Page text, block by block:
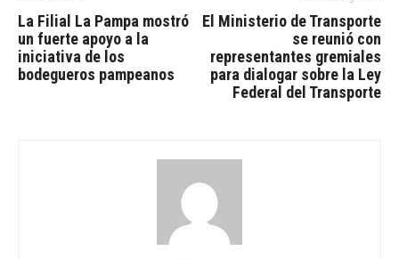
La Filial La Pampa mostró
un fuerte apoyo a la
iniciativa de los
bodegueros pampeanos
El Ministerio de Transporte
se reunió con
representantes gremiales
para dialogar sobre la Ley
Federal del Transporte